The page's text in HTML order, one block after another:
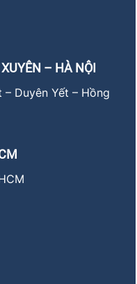
– HÀ NỘI
Duyên Yết – Hồng